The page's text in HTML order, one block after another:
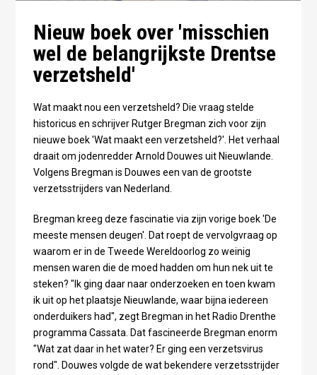
Nieuw boek over 'misschien
wel de belangrijkste Drentse
verzetsheld'
Wat maakt nou een verzetsheld? Die vraag stelde
historicus en schrijver Rutger Bregman zich voor zijn
nieuwe boek 'Wat maakt een verzetsheld?'. Het verhaal
draait om jodenredder Arnold Douwes uit Nieuwlande.
Volgens Bregman is Douwes een van de grootste
verzetsstrijders van Nederland.
Bregman kreeg deze fascinatie via zijn vorige boek 'De
meeste mensen deugen'. Dat roept de vervolgvraag op
waarom er in de Tweede Wereldoorlog zo weinig
mensen waren die de moed hadden om hun nek uit te
steken? "Ik ging daar naar onderzoeken en toen kwam
ik uit op het plaatsje Nieuwlande, waar bijna iedereen
onderduikers had", zegt Bregman in het Radio Drenthe
programma Cassata. Dat fascineerde Bregman enorm
"Wat zat daar in het water? Er ging een verzetsvirus
rond". Douwes volgde de wat bekendere verzetsstrijder